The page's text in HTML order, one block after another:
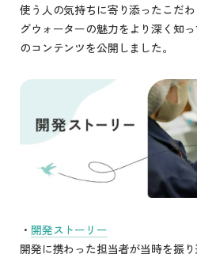
使う人の気持ちに寄り添ったこだ
グウォーターの魅力をより深く知
のコンテンツを公開しました。
・ 開発ストーリー
開発に携わった担当者が当時を振